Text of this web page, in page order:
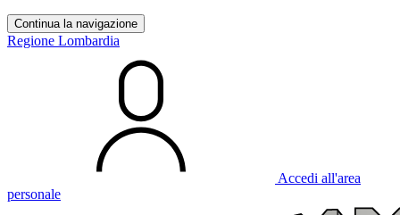
Continua la navigazione
Regione Lombardia
Accedi all'area
personale